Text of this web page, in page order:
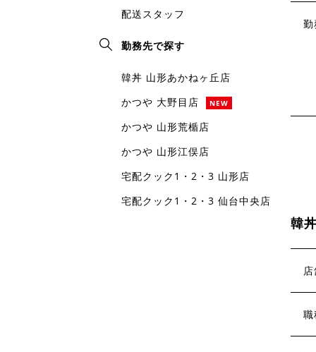
配送スタッフ
勤務先で探す
韓丼 山形あかねヶ丘店
かつや 大野目店
NEW
かつや 山形荒楯店
かつや 山形江俣店
宅配クック1・2・3 山形店
宅配クック1・2・3 仙台中央店
勤
韓
職